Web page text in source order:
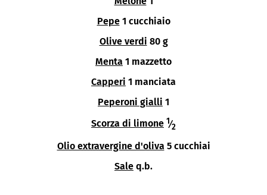
Pepe 1 cucchiaio
Olive verdi 80 g
Menta 1 mazzetto
Capperi 1 manciata
Peperoni gialli 1
Scorza di limone 1⁄2
Olio extravergine d'oliva 5 cucchiai
Sale q.b.